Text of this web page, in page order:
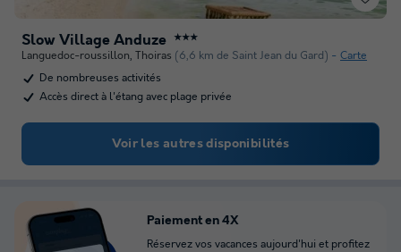
Slow Village Anduze ★★★
Languedoc-roussillon, Thoiras (6,6 km de Saint Jean du Gard)
Carte
De nombreuses activités
Accès direct à l'étang avec plage privée
Voir les autres disponibilités
Paiement en 4X
Réservez vos vacances aujourd'hui et profitez